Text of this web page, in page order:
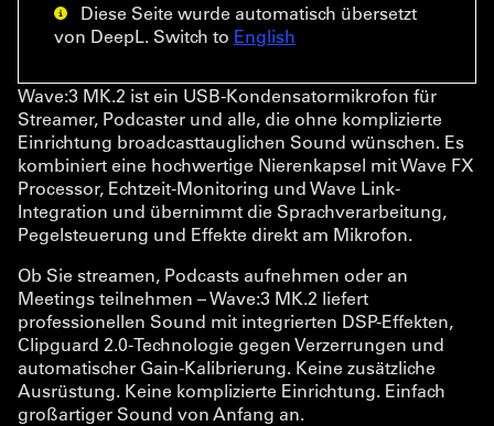
Diese Seite wurde automatisch übersetzt
von DeepL. Switch to English
Wave:3 MK.2 ist ein USB-Kondensatormikrofon für
Streamer, Podcaster und alle, die ohne komplizierte
Einrichtung broadcasttauglichen Sound wünschen. Es
kombiniert eine hochwertige Nierenkapsel mit Wave FX
Processor, Echtzeit-Monitoring und Wave Link-
Integration und übernimmt die Sprachverarbeitung,
Pegelsteuerung und Effekte direkt am Mikrofon.
Ob Sie streamen, Podcasts aufnehmen oder an
Meetings teilnehmen – Wave:3 MK.2 liefert
professionellen Sound mit integrierten DSP-Effekten,
Clipguard 2.0-Technologie gegen Verzerrungen und
automatischer Gain-Kalibrierung. Keine zusätzliche
Ausrüstung. Keine komplizierte Einrichtung. Einfach
großartiger Sound von Anfang an.